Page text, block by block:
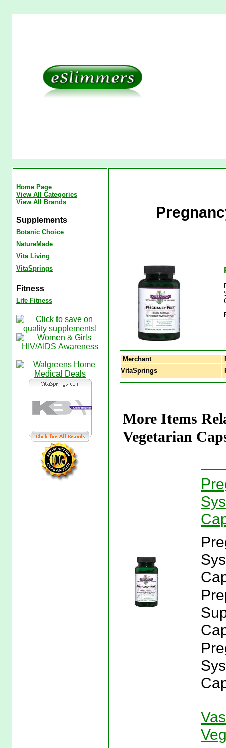
Home Page
View All Categories
View All Brands
Supplements
Botanic Choice
NatureMade
Vita Living
VitaSprings
Fitness
Life Fitness
Merchant
VitaSprings
More Items
Vegetarian